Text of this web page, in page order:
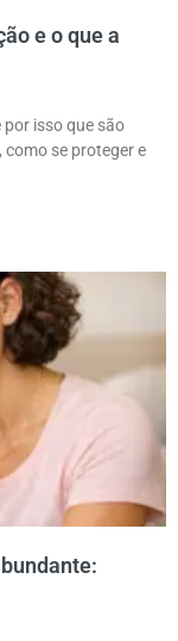
e o que a
por isso que são
se proteger e